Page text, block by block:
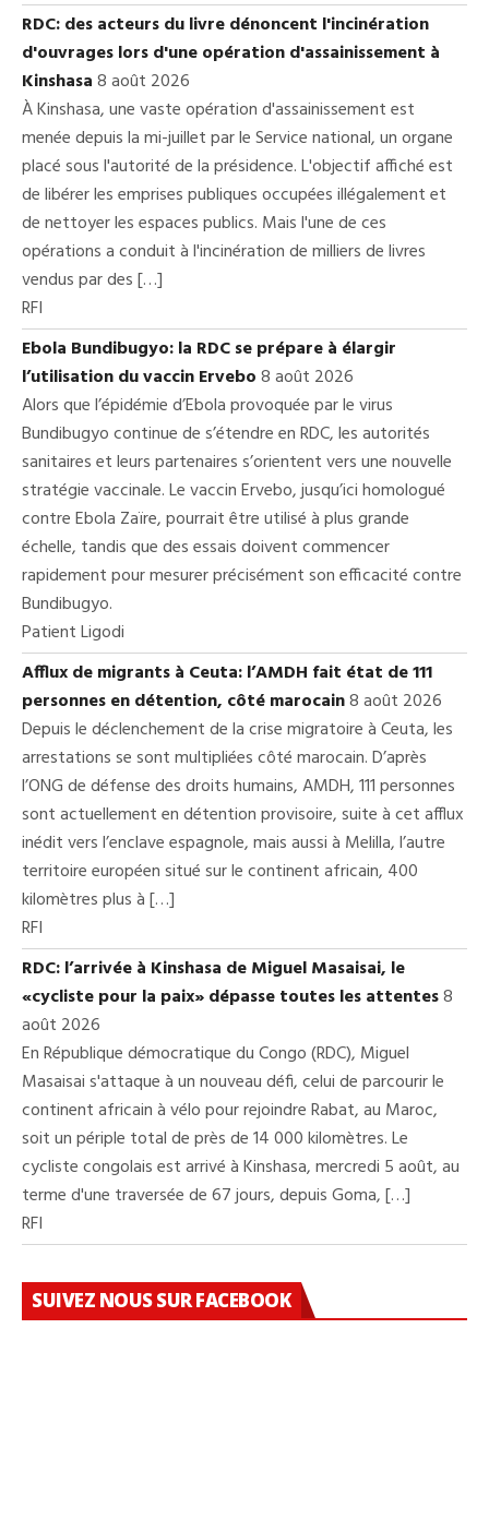
RDC: des acteurs du livre dénoncent l'incinération
d'ouvrages lors d'une opération d'assainissement à
Kinshasa8 août 2026
À Kinshasa, une vaste opération d'assainissement est
menée depuis la mi-juillet par le Service national, un organe
placé sous l'autorité de la présidence. L'objectif affiché est
de libérer les emprises publiques occupées illégalement et
de nettoyer les espaces publics. Mais l'une de ces
opérations a conduit à l'incinération de milliers de livres
vendus par des […]
RFI
Ebola Bundibugyo: la RDC se prépare à élargir
l’utilisation du vaccin Ervebo8 août 2026
Alors que l’épidémie d’Ebola provoquée par le virus
Bundibugyo continue de s’étendre en RDC, les autorités
sanitaires et leurs partenaires s’orientent vers une nouvelle
stratégie vaccinale. Le vaccin Ervebo, jusqu’ici homologué
contre Ebola Zaïre, pourrait être utilisé à plus grande
échelle, tandis que des essais doivent commencer
rapidement pour mesurer précisément son efficacité contre
Bundibugyo.
Patient Ligodi
Afflux de migrants à Ceuta: l’AMDH fait état de 111
personnes en détention, côté marocain8 août 2026
Depuis le déclenchement de la crise migratoire à Ceuta, les
arrestations se sont multipliées côté marocain. D’après
l’ONG de défense des droits humains, AMDH, 111 personnes
sont actuellement en détention provisoire, suite à cet afflux
inédit vers l’enclave espagnole, mais aussi à Melilla, l’autre
territoire européen situé sur le continent africain, 400
kilomètres plus à […]
RFI
RDC: l’arrivée à Kinshasa de Miguel Masaisai, le
«cycliste pour la paix» dépasse toutes les attentes8
août 2026
En République démocratique du Congo (RDC), Miguel
Masaisai s'attaque à un nouveau défi, celui de parcourir le
continent africain à vélo pour rejoindre Rabat, au Maroc,
soit un périple total de près de 14 000 kilomètres. Le
cycliste congolais est arrivé à Kinshasa, mercredi 5 août, au
terme d'une traversée de 67 jours, depuis Goma, […]
RFI
SUIVEZ NOUS SUR FACEBOOK